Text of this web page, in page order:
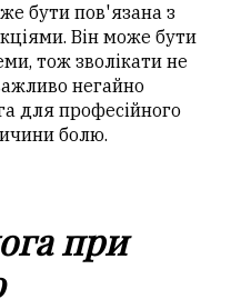
бути пов'язана з
Він може бути
тож зволікати не
негайно
для професійного
болю.
при